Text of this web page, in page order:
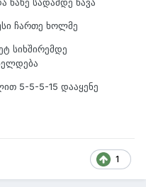
ნახე სადამდე წავა
ჩართე ხოლმე
სიხშირემდე
5-5-5-15 დააყენე
1